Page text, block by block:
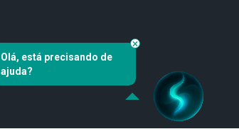
Olá, está precisando de
ajuda?